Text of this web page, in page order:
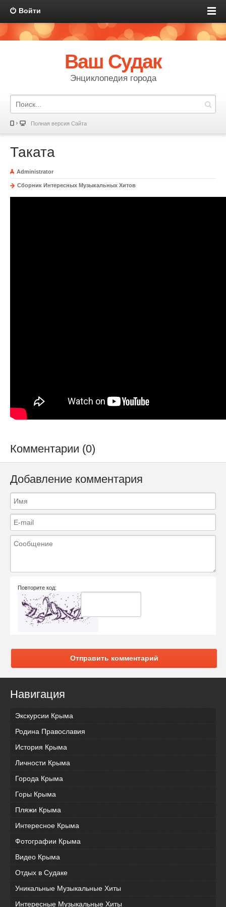
Войти
Ваш Судак
Энциклопедия города
Полная версия Сайта
Таката
Administrator
Сборник Интересных Музыкальных Хитов
Комментарии (0)
Добавление комментария
Повторите код:
Отправить комментарий
Навигация
Экскурсии Крыма
Родина Православия
История Крыма
Личности Крыма
Города Крыма
Горы Крыма
Пляжи Крыма
Интересное Крыма
Фотографии Крыма
Видео Крыма
Отдых в Судаке
Уникальные Музыкальные Хиты
Интересные Музыкальные Хиты